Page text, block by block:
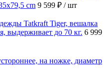
cm 9 599 ₽ / шт
Tatkraft Tiger, вешалка
выдерживает до 70 кг. 6 999
на ножке, диаметр